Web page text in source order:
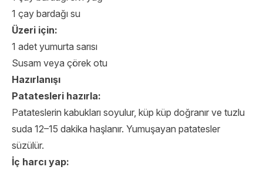
1 çay bardağı su
Üzeri için:
1 adet yumurta sarısı
Susam veya çörek otu
Hazırlanışı
Patatesleri hazırla:
Patateslerin kabukları soyulur, küp küp doğranır ve tuzlu
suda 12–15 dakika haşlanır. Yumuşayan patatesler
süzülür.
İç harcı yap: